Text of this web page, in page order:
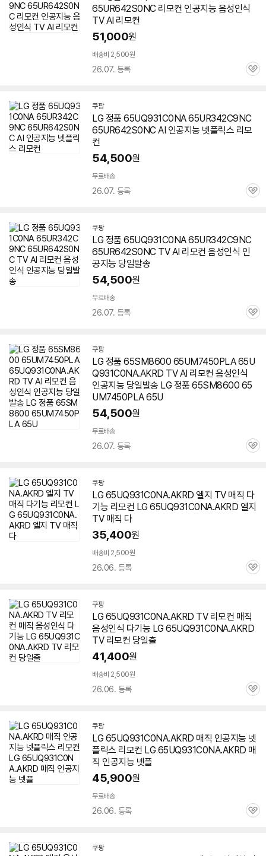
65UR642S0NC 리모컨 인공지능 음성인식
TV AI 리모컨
51,000원
배송비 2,500원
26.07. 등록
관
쿠팡
LG 정품 65UQ931C0NA65UR342C9NC
65UR642S0NC AI 인공지능 넷플릭스 리모
컨
54,500원
무료배송
26.07. 등록
관
쿠팡
LG 정품 65UQ931C0NA65UR342C9NC
65UR642S0NC TV AI 리모컨 음성인식 인
공지능 당일발송
54,500원
무료배송
26.07. 등록
관
쿠팡
LG 정품 65SM8600 65UM7450PLA 65U
Q931C0NA.AKRD TV AI 리모컨 음성인식
인공지능 당일발송 LG 정품 65SM8600 65
UM7450PLA 65U
54,500원
무료배송
26.07. 등록
관
쿠팡
LG 65UQ931C0NA.AKRD 엘지 TV 매직 다
기능 리모컨 LG 65UQ931C0NA.AKRD 엘지
TV 매직 다
35,400원
배송비 2,500원
26.06. 등록
관
쿠팡
LG 65UQ931C0NA.AKRD TV 리모컨 매직
음성인식 다기능 LG 65UQ931C0NA.AKRD
TV 리모컨 당일출
41,400원
배송비 2,500원
26.06. 등록
관
쿠팡
LG 65UQ931C0NA.AKRD 매직 인공지능 넷
플릭스 리모컨 LG 65UQ931C0NA.AKRD 매
직 인공지능 넷플
45,900원
무료배송
26.06. 등록
관
쿠팡